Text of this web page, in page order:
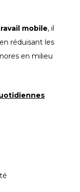
mobile, il
réduisant les
en milieu